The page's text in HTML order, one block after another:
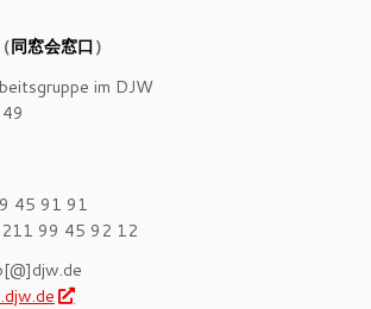
同窓会窓口 ）
im DJW
45 91 91
99 45 92 12